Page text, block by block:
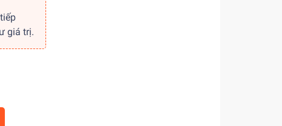
giá trị.